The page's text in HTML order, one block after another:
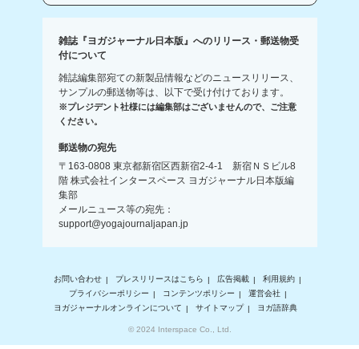
雑誌『ヨガジャーナル日本版』へのリリース・郵送物受
付について
雑誌編集部宛ての新製品情報などのニュースリリース、
サンプルの郵送物等は、以下で受け付けております。
※プレジデント社様には編集部はございませんので、ご注意
ください。
郵送物の宛先
〒163-0808 東京都新宿区西新宿2-4-1 新宿ＮＳビル8
階 株式会社インタースペース ヨガジャーナル日本版編
集部
メールニュース等の宛先：
support@yogajournaljapan.jp
お問い合わせ プレスリリースはこちら 広告掲載
利用規約
プライバシーポリシー
コンテンツポリシー
運営会社
ヨガジャーナルオンラインについて
サイトマップ ヨガ語辞典
© 2024 Interspace Co., Ltd.